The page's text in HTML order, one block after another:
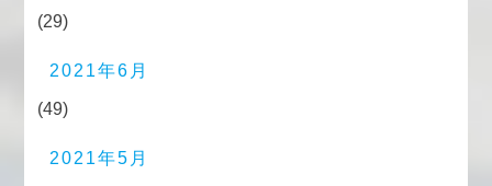
(29)
2021年6月
(49)
2021年5月